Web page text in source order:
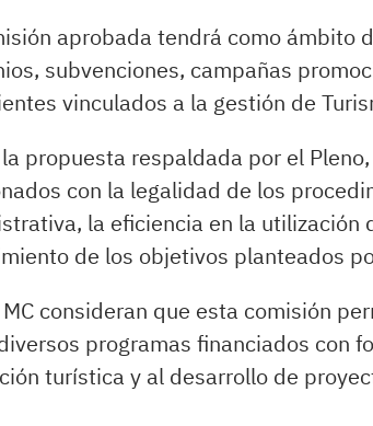
aprobada tendrá como ámbito
subvenciones, campañas
vinculados a la gestión de
propuesta respaldada por el
con la legalidad de los
la eficiencia en la utilización
de los objetivos planteados
consideran que esta comisión
programas financiados con
turística y al desarrollo de